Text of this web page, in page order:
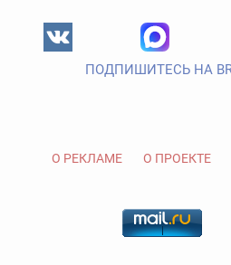
ПОДПИШИТЕСЬ НА
О РЕКЛАМЕ О ПРОЕКТЕ